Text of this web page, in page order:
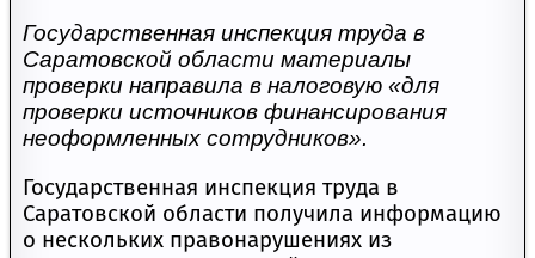
Государственная инспекция труда в
Саратовской области материалы
проверки направила в налоговую «для
проверки источников финансирования
неоформленных сотрудников».
Государственная инспекция труда в
Саратовской области получила информацию
о нескольких правонарушениях из